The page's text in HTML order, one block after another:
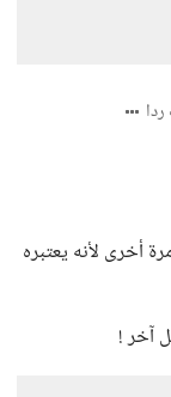
أخرى لأنه يعتبره
آخر !